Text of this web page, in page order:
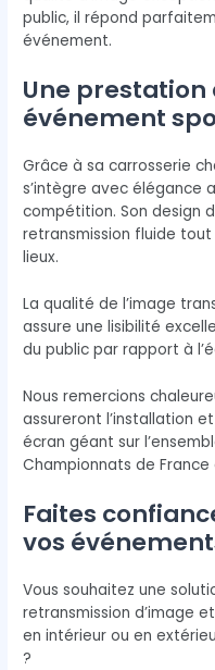
public, il répond
événement.
Une
événement
Grâce à sa carrosserie
s’intègre avec élégance
compétition. Son design
retransmission fluide
lieux.
La qualité de l’image
assure une lisibilité
du public par rapport à
Nous remercions
assureront l’installation
écran géant sur
Championnats de France
Faites
vos
Vous souhaitez une
retransmission d’image
en intérieur ou en
?